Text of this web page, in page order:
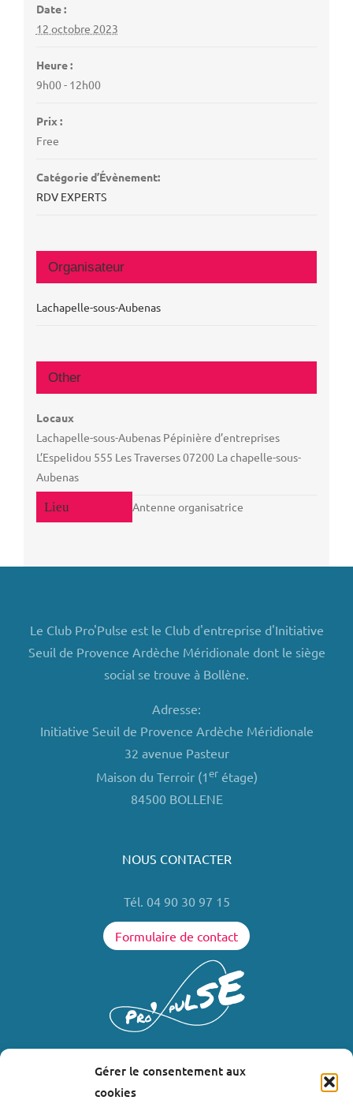
Gérer le consentement aux
cookies
Date :
12 octobre 2023
Heure :
9h00 - 12h00
Prix :
Free
Catégorie d’Évènement:
RDV EXPERTS
Antenne organisatrice
Organisateur
Lachapelle-sous-Aubenas
Other
Locaux
Lachapelle-sous-Aubenas Pépinière d’entreprises
L’Espelidou 555 Les Traverses 07200 La chapelle-sous-
Aubenas
Le Club Pro'Pulse est le Club d'entreprise d'Initiative
Seuil de Provence Ardèche Méridionale dont le siège
social se trouve à Bollène.
Adresse:
Initiative Seuil de Provence Ardèche Méridionale
32 avenue Pasteur
Maison du Terroir (1erétage)
84500 BOLLENE
NOUS CONTACTER
Tél. 04 90 30 97 15
Formulaire de contact